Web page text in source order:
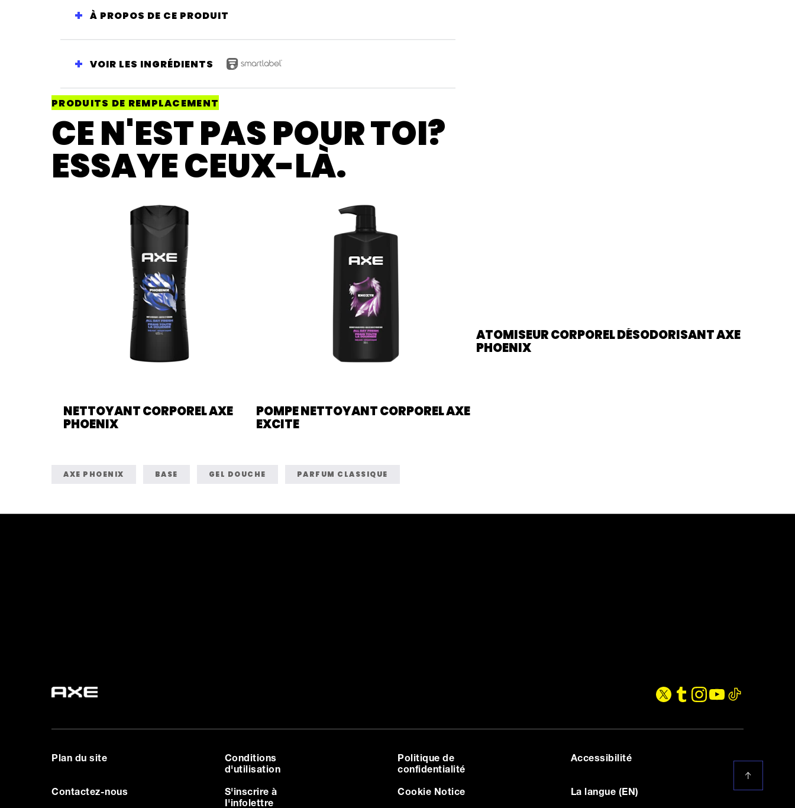
À PROPOS DE CE PRODUIT
VOIR LES INGRÉDIENTS
PRODUITS DE REMPLACEMENT
CE N'EST PAS POUR TOI?
ESSAYE CEUX-LÀ.
NETTOYANT CORPOREL AXE
PHOENIX
POMPE NETTOYANT CORPOREL AXE
EXCITE
AXE PHOENIX BASE GEL DOUCHE PARFUM CLASSIQUE
Plan du site
Conditions
d'utilisation
Politique de
confidentialité
Accessibilité
Contactez-nous
S'inscrire à
I'infolettre
Cookie Notice La langue (EN)